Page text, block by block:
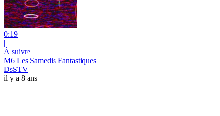
0:19
|
À suivre
M6 Les Samedis Fantastiques
DsSTV
il y a 8 ans